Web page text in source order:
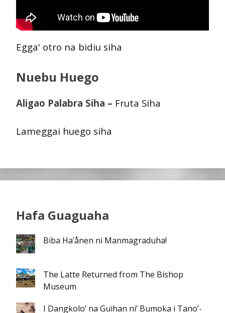
Egga' otro na bidiu siha
Nuebu Huego
Aligao Palabra Siha – Fruta Siha
Lameggai huego siha
Hafa Guaguaha
Biba Ha’ånen ni Manmagraduha!
The Latte Returned from The Bishop
Museum
I Dangkolo’ na Guihan ni’ Bumoka i Tano’-